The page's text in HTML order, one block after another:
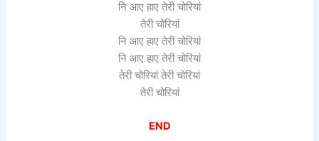
नि आए हाए तेरी चोरियां
तेरी चोरियां
नि आए हाए तेरी चोरियां
नि आए हाए तेरी चोरियां
तेरी चोरियां तेरी चोरियां
तेरी चोरियां
END